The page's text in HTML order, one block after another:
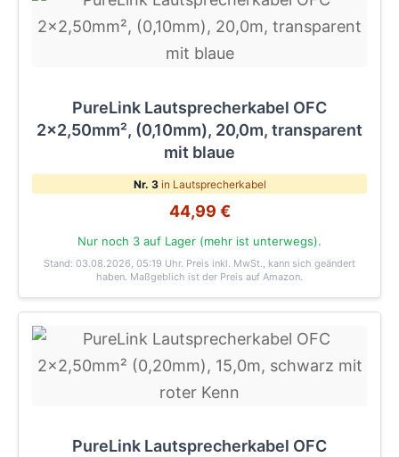
PureLink Lautsprecherkabel OFC
2x2,50mm², (0,10mm), 20,0m, transparent
mit blaue
Nr. 3in Lautsprecherkabel
44,99 €
Nur noch 3 auf Lager (mehr ist unterwegs).
Stand: 03.08.2026, 05:19 Uhr. Preis inkl. MwSt., kann sich geändert
haben. Maßgeblich ist der Preis auf Amazon.
PureLink Lautsprecherkabel OFC